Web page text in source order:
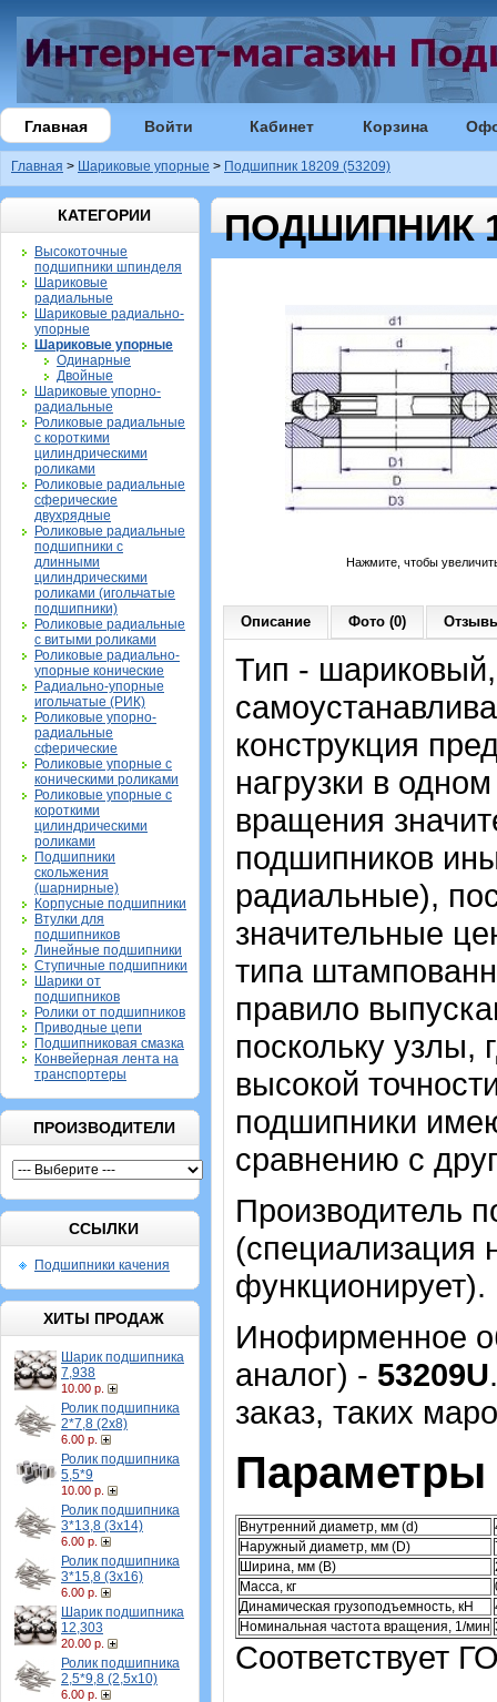
Главная Войти Кабинет Корзина
Главная > Шариковые упорные > Подшипник 18209 (53209)
КАТЕГОРИИ
Высокоточные
подшипники шпинделя
Шариковые
радиальные
Шариковые радиально-
упорные
Шариковые упорные
Одинарные
Двойные
Шариковые упорно-
радиальные
Роликовые радиальные
с короткими
цилиндрическими
роликами
Роликовые радиальные
сферические
двухрядные
Роликовые радиальные
подшипники с
длинными
цилиндрическими
роликами (игольчатые
подшипники)
Роликовые радиальные
с витыми роликами
Роликовые радиально-
упорные конические
Радиально-упорные
игольчатые (РИК)
Роликовые упорно-
радиальные
сферические
Роликовые упорные с
коническими роликами
Роликовые упорные с
короткими
цилиндрическими
роликами
Подшипники
скольжения
(шарнирные)
Корпусные подшипники
Втулки для
подшипников
Линейные подшипники
Ступичные подшипники
Шарики от
подшипников
Ролики от подшипников
Приводные цепи
Подшипниковая смазка
Конвейерная лента на
транспортеры
ПРОИЗВОДИТЕЛИ
ССЫЛКИ
Подшипники качения
ХИТЫ ПРОДАЖ
Шарик подшипника
7,938
10.00 р.
Ролик подшипника
2*7,8 (2х8)
6.00 р.
Ролик подшипника
5,5*9
10.00 р.
Ролик подшипника
3*13,8 (3х14)
6.00 р.
Ролик подшипника
3*15,8 (3х16)
6.00 р.
Шарик подшипника
12,303
20.00 р.
Ролик подшипника
2,5*9,8 (2,5х10)
6.00 р.
ПОДШИПНИК
Нажмите, чтобы
Описание Фото (0)
Тип -
конструкция
нагрузки в
вращения
подшипников
радиальные),
значительные
типа
правило
поскольку узлы,
высокой
подшипники
сравнению с
Производитель
(специализация
функционирует).
Инофирменное
аналог) - 53209U
заказ, таких
Параметры
Внутренний диаметр, мм (d)
Наружный диаметр, мм (D)
Ширина, мм (B)
Масса, кг
Динамическая грузоподъемность, кН
Номинальная частота вращения, 1/мин
Соответствует